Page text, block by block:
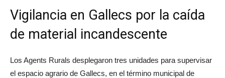
Vigilancia en Gallecs por la caída
de material incandescente
Los Agents Rurals desplegaron tres unidades para supervisar
el espacio agrario de Gallecs, en el término municipal de